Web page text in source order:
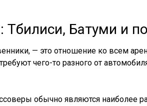
Тбилиси, Батуми и
— это отношение ко всем
чего-то разного от
обычно являются